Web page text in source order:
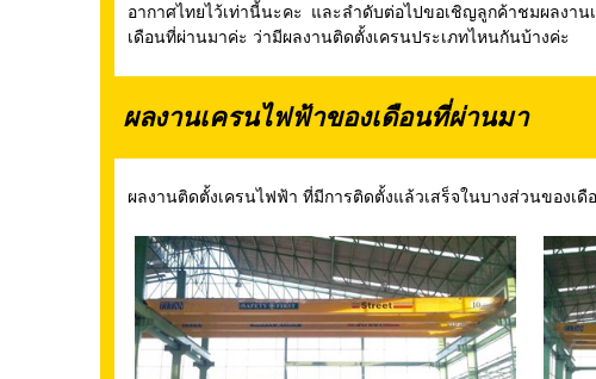
อากาศไทยไว้เท่านี้นะคะ และลำดับต่อไปขอเชิญลูกค้าชมผลงา
เดือนที่ผ่านมาค่ะ ว่ามีผลงานติดตั้งเครนประเภทไหนกันบ้างค่ะ
ผลงานเครนไฟฟ้าของเดือนที่ผ่านมา
ผลงานติดตั้งเครนไฟฟ้า ที่มีการติดตั้งแล้วเสร็จในบางส่วนของเ